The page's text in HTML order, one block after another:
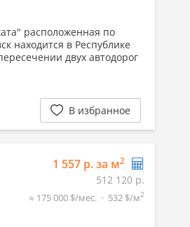
расположенная по
находится в Республике
двух автодорог
В избранное
1 557 р. за м2
512 120 р.
≈ 175 000 $/мес. 532 $/м2